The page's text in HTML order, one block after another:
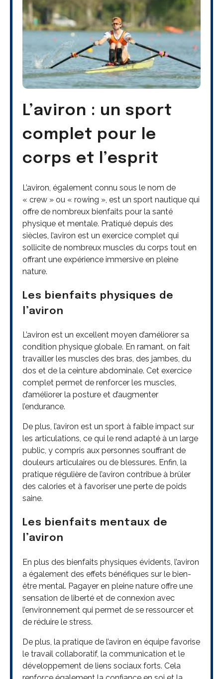
L’aviron : un sport
complet pour le
corps et l’esprit
L’aviron, également connu sous le nom de
« crew » ou « rowing », est un sport nautique qui
offre de nombreux bienfaits pour la santé
physique et mentale. Pratiqué depuis des
siècles, l’aviron est un exercice complet qui
sollicite de nombreux muscles du corps tout en
offrant une expérience immersive en pleine
nature.
Les bienfaits physiques de
l’aviron
L’aviron est un excellent moyen d’améliorer sa
condition physique globale. En ramant, on fait
travailler les muscles des bras, des jambes, du
dos et de la ceinture abdominale. Cet exercice
complet permet de renforcer les muscles,
d’améliorer la posture et d’augmenter
l’endurance.
De plus, l’aviron est un sport à faible impact sur
les articulations, ce qui le rend adapté à un large
public, y compris aux personnes souffrant de
douleurs articulaires ou de blessures. Enfin, la
pratique régulière de l’aviron contribue à brûler
des calories et à favoriser une perte de poids
saine.
Les bienfaits mentaux de
l’aviron
En plus des bienfaits physiques évidents, l’aviron
a également des effets bénéfiques sur le bien-
être mental. Pagayer en pleine nature offre une
sensation de liberté et de connexion avec
l’environnement qui permet de se ressourcer et
de réduire le stress.
De plus, la pratique de l’aviron en équipe favorise
le travail collaboratif, la communication et le
développement de liens sociaux forts. Cela